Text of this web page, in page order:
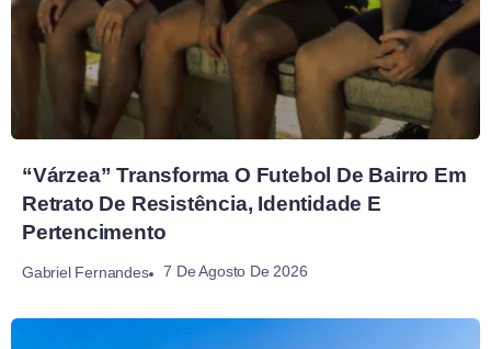
“Várzea” Transforma O Futebol De Bairro Em
Retrato De Resistência, Identidade E
Pertencimento
Gabriel Fernandes 7 De Agosto De 2026